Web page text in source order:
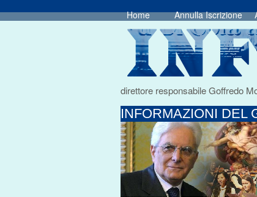
Home Annulla Iscrizione
direttore responsabile Goffredo
INFORMAZIONI DEL